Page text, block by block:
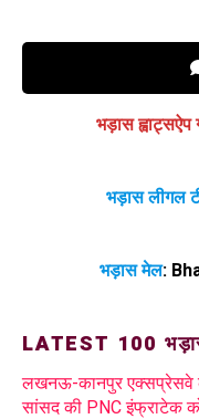
भड़ास
भड़ास लीगल
भड़ास मेल:
LATEST 100
लखनऊ-कानपुर एक्सप्रेसवे
सांसद की PNC इंफ्राटेक